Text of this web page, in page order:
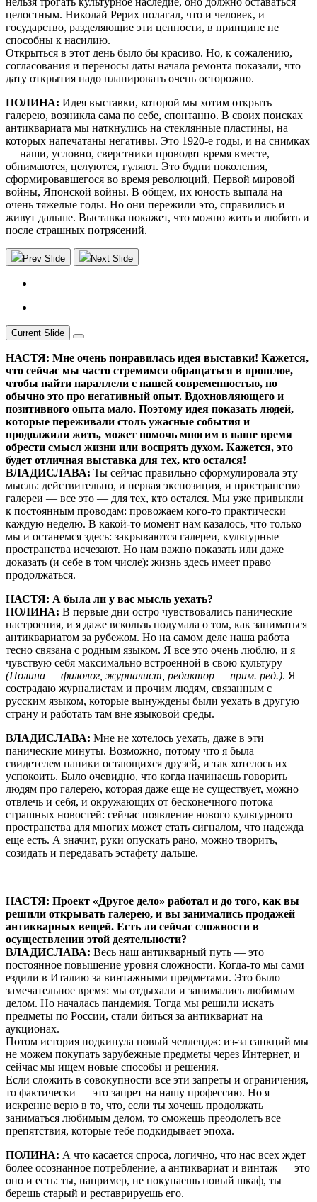
целостным. Николай Рерих полагал, что и человек, и
государство, разделяющие эти ценности, в принципе не
способны к насилию.
Открыться в этот день было бы красиво. Но, к сожалению,
согласования и переносы даты начала ремонта показали, что
дату открытия надо планировать очень осторожно.
ПОЛИНА: Идея выставки, которой мы хотим открыть
галерею, возникла сама по себе, спонтанно. В своих поисках
антиквариата мы наткнулись на стеклянные пластины, на
которых напечатаны негативы. Это 1920-е годы, и на снимках
— наши, условно, сверстники проводят время вместе,
обнимаются, целуются, гуляют. Это будни поколения,
сформировавшегося во время революций, Первой мировой
войны, Японской войны. В общем, их юность выпала на
очень тяжелые годы. Но они пережили это, справились и
живут дальше. Выставка покажет, что можно жить и любить и
после страшных потрясений.
Prev Slide Next Slide
Current Slide
НАСТЯ: Мне очень понравилась идея выставки! Кажется,
что сейчас мы часто стремимся обращаться в прошлое,
чтобы найти параллели с нашей современностью, но
обычно это про негативный опыт. Вдохновляющего и
позитивного опыта мало. Поэтому идея показать людей,
которые переживали столь ужасные события и
продолжили жить, может помочь многим в наше время
обрести смысл жизни или воспрять духом. Кажется, это
будет отличная выставка для тех, кто остался!
ВЛАДИСЛАВА: Ты сейчас правильно сформулировала эту
мысль: действительно, и первая экспозиция, и пространство
галереи — все это — для тех, кто остался. Мы уже привыкли
к постоянным проводам: провожаем кого-то практически
каждую неделю. В какой-то момент нам казалось, что только
мы и останемся здесь: закрываются галереи, культурные
пространства исчезают. Но нам важно показать или даже
доказать (и себе в том числе): жизнь здесь имеет право
продолжаться.
НАСТЯ: А была ли у вас мысль уехать?
ПОЛИНА: В первые дни остро чувствовались панические
настроения, и я даже вскользь подумала о том, как заниматься
антиквариатом за рубежом. Но на самом деле наша работа
тесно связана с родным языком. Я все это очень люблю, и я
чувствую себя максимально встроенной в свою культуру
(Полина — филолог, журналист, редактор — прим. ред.). Я
сострадаю журналистам и прочим людям, связанным с
русским языком, которые вынуждены были уехать в другую
страну и работать там вне языковой среды.
ВЛАДИСЛАВА: Мне не хотелось уехать, даже в эти
панические минуты. Возможно, потому что я была
свидетелем паники остающихся друзей, и так хотелось их
успокоить. Было очевидно, что когда начинаешь говорить
людям про галерею, которая даже еще не существует, можно
отвлечь и себя, и окружающих от бесконечного потока
страшных новостей: сейчас появление нового культурного
пространства для многих может стать сигналом, что надежда
еще есть. А значит, руки опускать рано, можно творить,
созидать и передавать эстафету дальше.
НАСТЯ: Проект «Другое дело» работал и до того, как вы
решили открывать галерею, и вы занимались продажей
антикварных вещей. Есть ли сейчас сложности в
осуществлении этой деятельности?
ВЛАДИСЛАВА: Весь наш антикварный путь — это
постоянное повышение уровня сложности. Когда-то мы сами
ездили в Италию за винтажными предметами. Это было
замечательное время: мы отдыхали и занимались любимым
делом. Но началась пандемия. Тогда мы решили искать
предметы по России, стали биться за антиквариат на
аукционах.
Потом история подкинула новый челлендж: из-за санкций мы
не можем покупать зарубежные предметы через Интернет, и
сейчас мы ищем новые способы и решения.
Если сложить в совокупности все эти запреты и ограничения,
то фактически — это запрет на нашу профессию. Но я
искренне верю в то, что, если ты хочешь продолжать
заниматься любимым делом, то сможешь преодолеть все
препятствия, которые тебе подкидывает эпоха.
ПОЛИНА: А что касается спроса, логично, что нас всех ждет
более осознанное потребление, а антиквариат и винтаж — это
оно и есть: ты, например, не покупаешь новый шкаф, ты
берешь старый и реставрируешь его.